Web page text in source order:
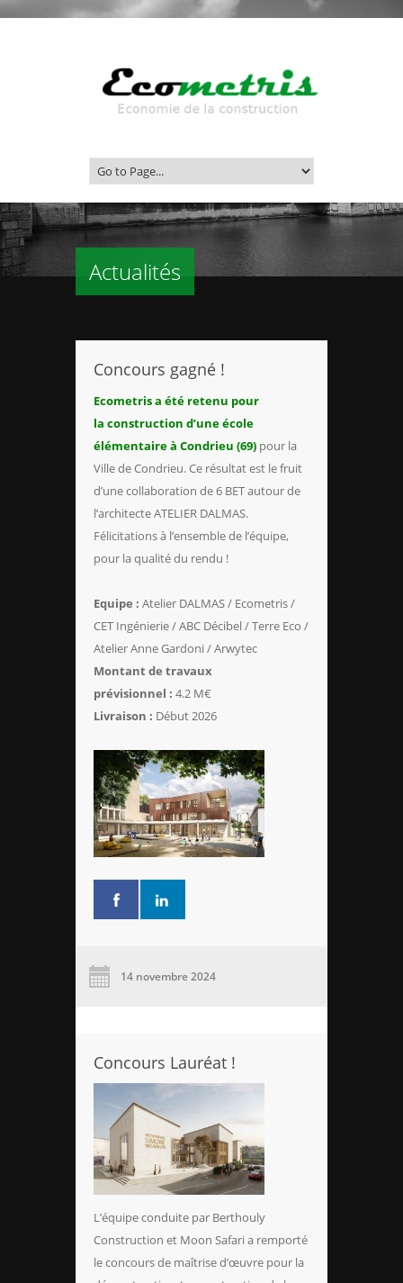
Actualités
Concours gagné !
Ecometris a été retenu pour
la construction d’une école
élémentaire à Condrieu (69) pour la
Ville de Condrieu. Ce résultat est le fruit
d’une collaboration de 6 BET autour de
l’architecte ATELIER DALMAS.
Félicitations à l’ensemble de l’équipe,
pour la qualité du rendu !
Equipe : Atelier DALMAS / Ecometris /
CET Ingénierie / ABC Décibel / Terre Eco /
Atelier Anne Gardoni / Arwytec
Montant de travaux
prévisionnel : 4.2 M€
Livraison : Début 2026
14 novembre 2024
Concours Lauréat !
L’équipe conduite par Berthouly
Construction et Moon Safari a remporté
le concours de maîtrise d’œuvre pour la